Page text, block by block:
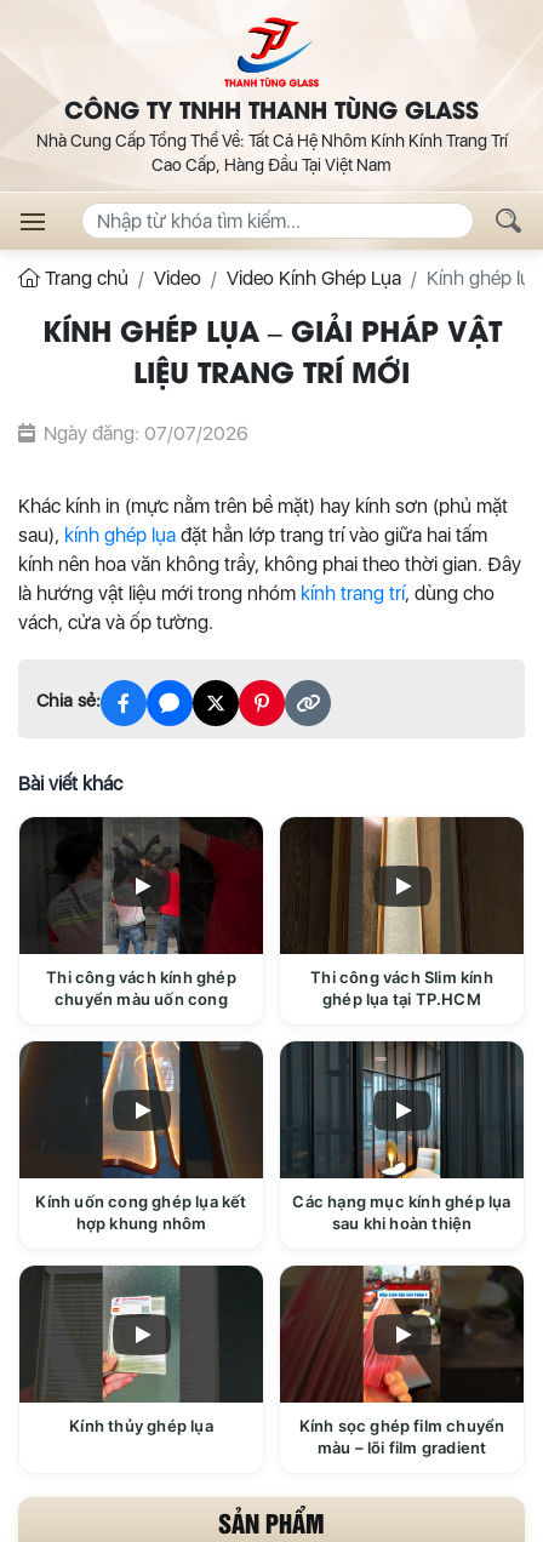
CÔNG TY TNHH THANH TÙNG GLASS
Nhà Cung Cấp Tổng Thể Về: Tất Cả Hệ Nhôm Kính Kính Trang Trí
Cao Cấp, Hàng Đầu Tại Việt Nam
Trang chủ Video Video Kính Ghép Lụa Kính ghép
KÍNH GHÉP LỤA – GIẢI PHÁP VẬT
LIỆU TRANG TRÍ MỚI
Ngày đăng: 07/07/2026
Khác kính in (mực nằm trên bề mặt) hay kính sơn (phủ mặt
sau), kính ghép lụa đặt hẳn lớp trang trí vào giữa hai tấm
kính nên hoa văn không trầy, không phai theo thời gian. Đây
là hướng vật liệu mới trong nhóm kính trang trí, dùng cho
vách, cửa và ốp tường.
Chia sẻ:
Bài viết khác
Thi công vách kính ghép
chuyển màu uốn cong
Thi công vách Slim kính
ghép lụa tại TP.HCM
Kính uốn cong ghép lụa kết
hợp khung nhôm
Các hạng mục kính ghép lụa
sau khi hoàn thiện
Kính thủy ghép lụa
Kính sọc ghép film chuyển
màu – lõi film gradient
SẢN PHẨM